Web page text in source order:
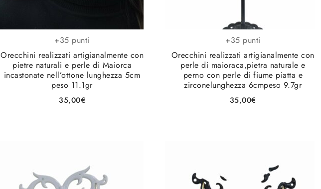
+35 punti
Orecchini realizzati artigianalmente con
pietre naturali e perle di Maiorca
incastonate nell’ottone lunghezza 5cm
peso 11.1gr
35,00€
+35 punti
Orecchini realizzati artigianalmente con
perle di maioraca,pietra naturale e
perno con perle di fiume piatta e
zirconelunghezza 6cmpeso 9.7gr
35,00€